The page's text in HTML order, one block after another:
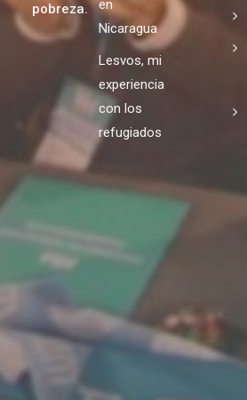
pobreza.
en
Nicaragua
Lesvos, mi
experiencia
con los
refugiados